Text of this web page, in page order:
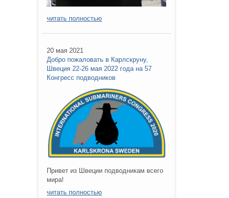
читать полностью
20 мая 2021
Добро пожаловать в Карлскруну,
Швеция 22-26 мая 2022 года на 57
Конгресс подводников
Привет из Швеции подводникам всего
мира!
читать полностью